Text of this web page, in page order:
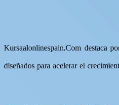
Kursaalonlinespain.Com destaca
diseñados para acelerar el